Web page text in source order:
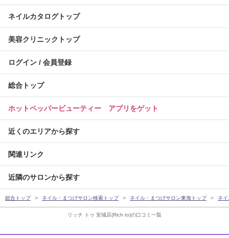
リッチ トゥ 安城店(Rich to)の口コミ一覧
ネイルカタログトップ
美容クリニックトップ
ログイン / 会員登録
総合トップ
ホットペッパービューティー アプリをゲット
近くのエリアから探す
関連リンク
近隣のサロンから探す
総合トップ ネイル・まつげサロン検索トップ ネイル・まつげサロン東海トップ ネ